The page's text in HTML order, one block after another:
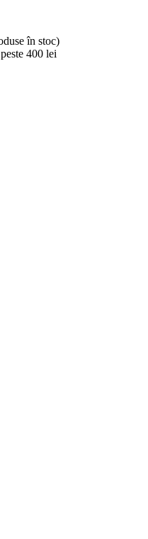
în stoc)
400 lei